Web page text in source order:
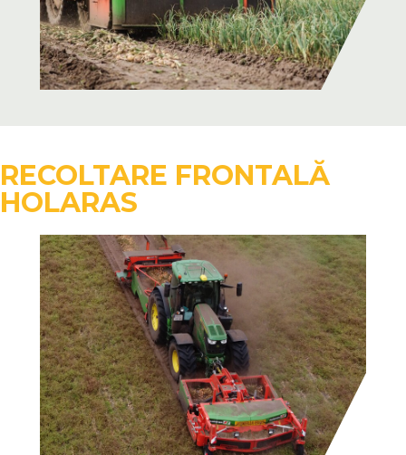
RECOLTARE FRONTALĂ
HOLARAS